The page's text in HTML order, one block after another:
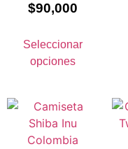
$90,000
Seleccionar
opciones